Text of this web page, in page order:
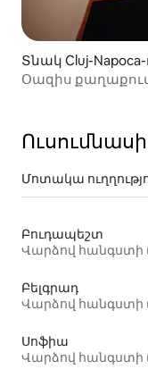
Տնակ Cluj-
Օազիս
Մոտակա
Բուդապեշտ
Վարձով հանգստի
Բելգրադ
Վարձով հանգստի
Սոֆիա
Վարձով հանգստի